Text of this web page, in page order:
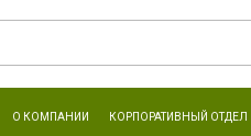
О КОМПАНИИ КОРПОРАТИВНЫЙ ОТДЕЛ